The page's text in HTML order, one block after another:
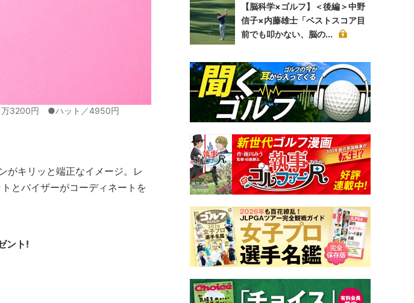
万3200円 ●ハット／4950円
がキリッと端正なイメージ。レ
とバイザーがコーディネートを
ント!
【脳科学×ゴルフ】＜後編＞中野
信子×内藤雄士「ベストスコア目
前でも叩かない、脳の...